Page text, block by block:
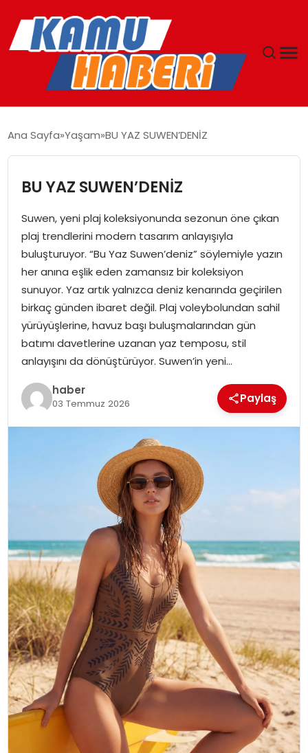
YAŞAM
GÜNCEL
MAGAZIN
EKONOMI
SPOR
TEKNOLOJI
GENEL
Ana Sayfa Yaşam BU YAZ SUWEN’DENİZ
BU YAZ SUWEN’DENİZ
Suwen, yeni plaj koleksiyonunda sezonun öne çıkan
plaj trendlerini modern tasarım anlayışıyla
buluşturuyor. “Bu Yaz Suwen’deniz” söylemiyle yazın
her anına eşlik eden zamansız bir koleksiyon
sunuyor. Yaz artık yalnızca deniz kenarında geçirilen
birkaç günden ibaret değil. Plaj voleybolundan sahil
yürüyüşlerine, havuz başı buluşmalarından gün
batımı davetlerine uzanan yaz temposu, stil
anlayışını da dönüştürüyor. Suwen’in yeni…
haber
03 Temmuz 2026 Paylaş